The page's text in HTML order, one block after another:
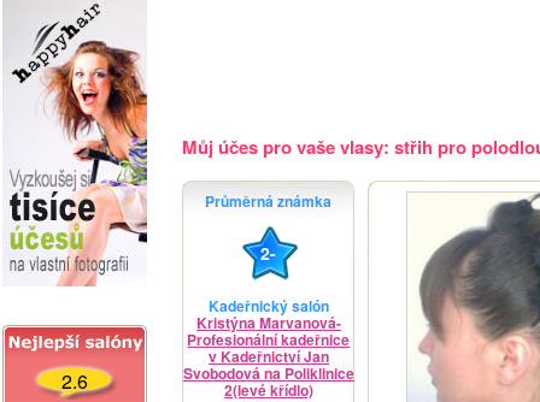
2.6
Můj účes pro vaše vlasy: střih pro
Průměrná známka
2-
Kadeřnický salón
Kristýna Marvanová-
Profesionální kadeřnice
v Kadeřnictví Jan
Svobodová na Poliklinice
2(levé křídlo)